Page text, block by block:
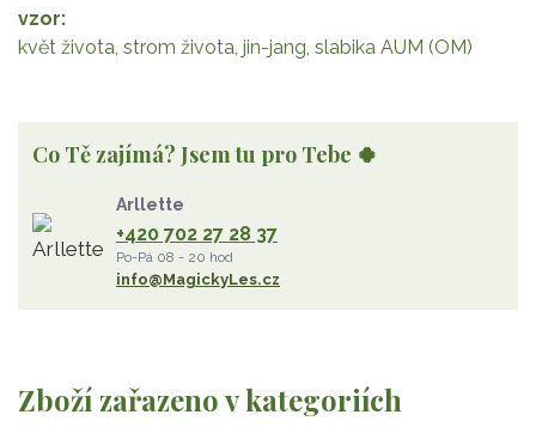
vzor
květ života, strom života, jin-jang, slabika AUM (OM)
Zboží zařazeno v kategoriích
Co Tě zajímá? Jsem tu pro Tebe 🍀
Arllette
+420 702 27 28 37
Po-Pá 08 - 20 hod
info@MagickyLes.cz